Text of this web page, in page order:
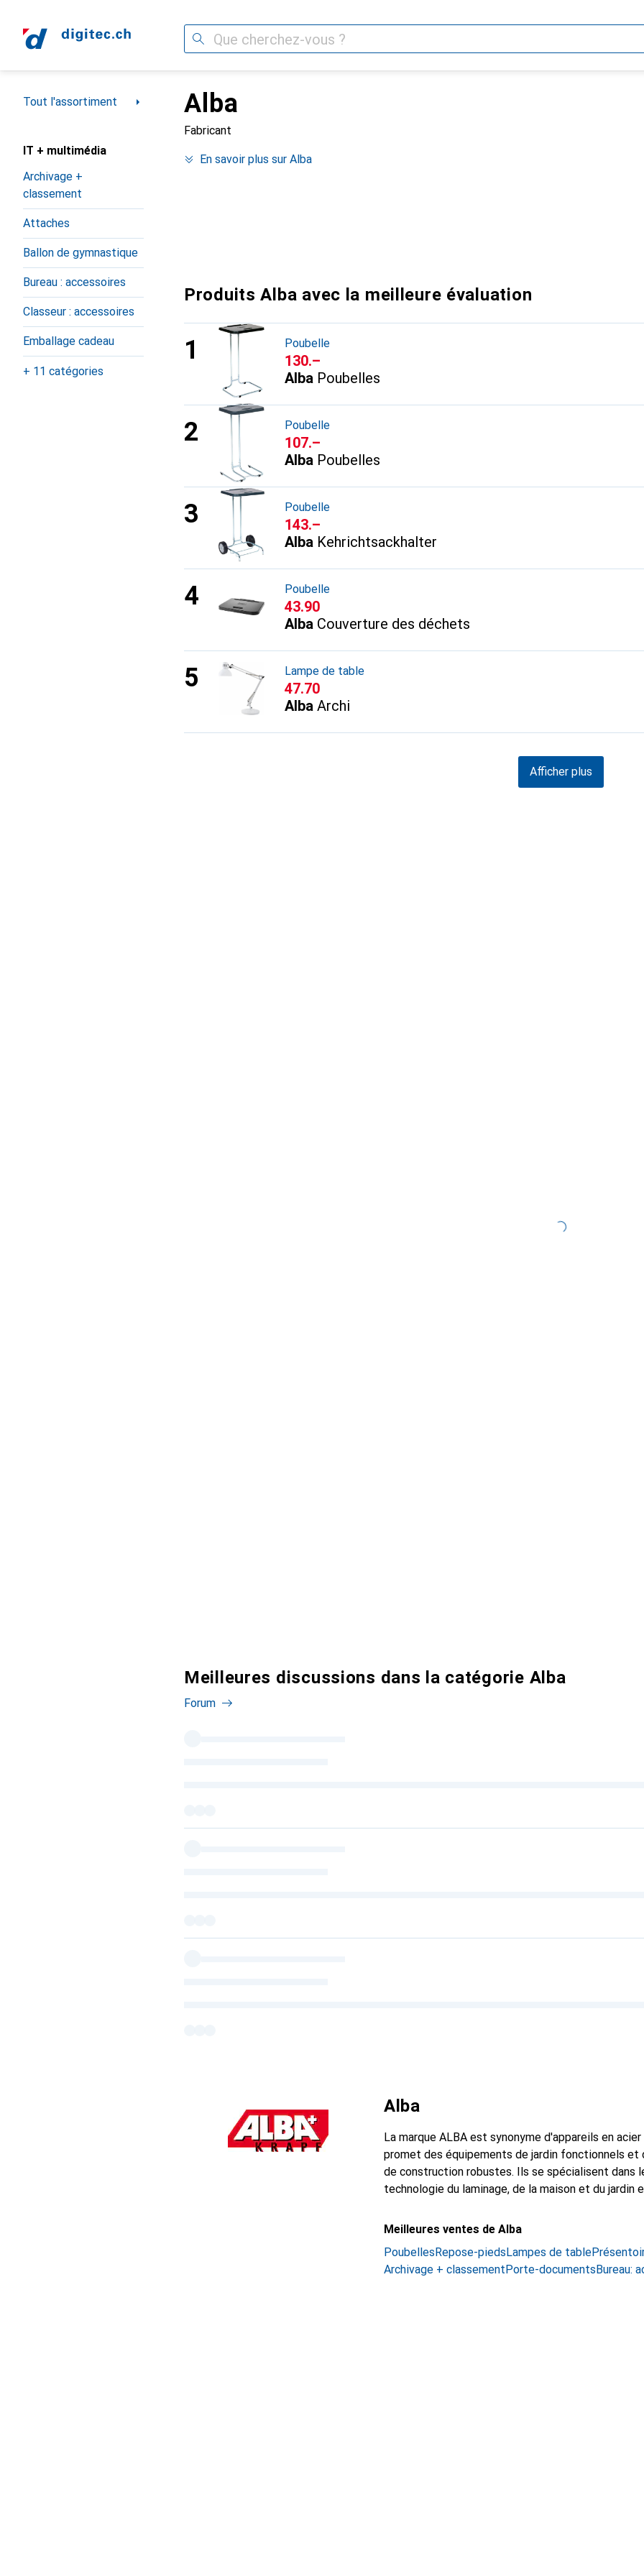
Recherche
Navigation par catégorie
Tout l'assortiment
IT + multimédia
Archivage +
classement
Attaches
Ballon de gymnastique
Bureau : accessoires
Classeur : accessoires
Emballage cadeau
+ 11 catégories
Alba
Fabricant
En savoir plus sur Alba
Produits Alba avec la meilleure évaluation
Poubelle
CHF
130.–
Alba Poubelles
Poubelle
CHF
107.–
Alba Poubelles
Poubelle
CHF
143.–
Alba Kehrichtsackhalter
Poubelle
CHF
43.90
Alba Couverture des déchets
Lampe de table
CHF
47.70
Alba Archi
Afficher plus
Meilleures discussions dans la catégorie Alba
Forum
Alba
La marque ALBA est synonyme d'appareils en
promet des équipements de jardin fonctionnels et
de construction robustes. Ils se spécialisent dans
technologie du laminage, de la maison et du jardin
Meilleures ventes de Alba
PoubellesRepose-piedsLampes de table
Archivage + classementPorte-documentsBureau: